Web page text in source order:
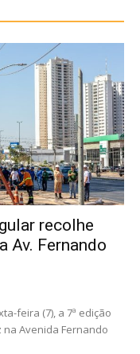
recolhe
Av. Fernando
feira (7), a 7ª edição
na Avenida Fernando